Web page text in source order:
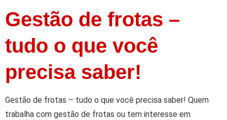
Gestão de frotas –
tudo o que você
precisa saber!
Gestão de frotas – tudo o que você precisa saber! Quem
trabalha com gestão de frotas ou tem interesse em